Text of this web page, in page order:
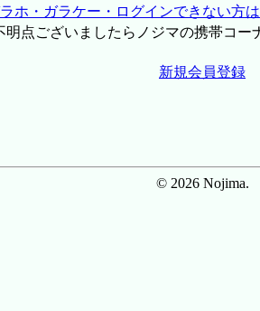
ホ・ガラケー・ログインできない方
点ございましたらノジマの携帯コー
新規会員登録
© 2026 Nojima.